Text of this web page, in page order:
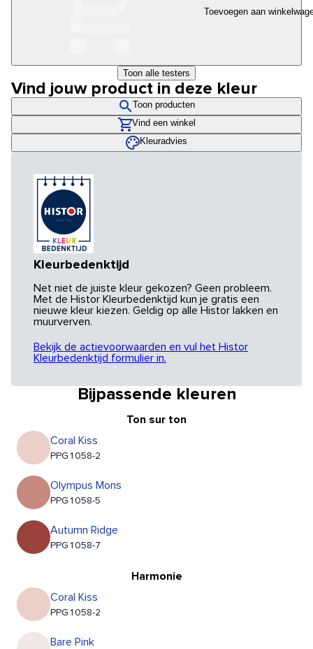
Toevoegen aan
Toon alle testers
Vind jouw product in deze kleur
Toon producten
Vind een winkel
Kleuradvies
Kleurbedenktijd
Net niet de juiste kleur gekozen? Geen probleem.
Met de Histor Kleurbedenktijd kun je gratis een
nieuwe kleur kiezen. Geldig op alle Histor lakken en
muurverven.
Bekijk de actievoorwaarden en vul het Histor
Kleurbedenktijd formulier in.
Bijpassende kleuren
Ton sur ton
Coral Kiss
PPG1058-2
Olympus Mons
PPG1058-5
Autumn Ridge
PPG1058-7
Harmonie
Coral Kiss
PPG1058-2
Bare Pink